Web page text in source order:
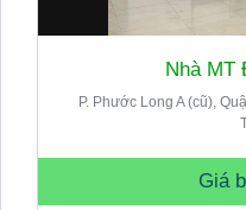
Nhà MT
P. Phước Long A (cũ),
Giá